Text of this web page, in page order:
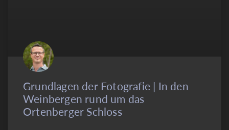
Grundlagen der Fotografie | In den
Weinbergen rund um das
Ortenberger Schloss